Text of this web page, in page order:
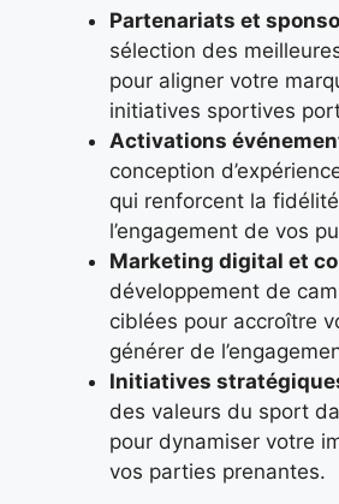
Partenariats et
sélection des
pour aligner votre
initiatives sportives
Activations
conception
qui renforcent la
l’engagement de vos
Marketing digital et
développement de
ciblées pour accroître
générer de
Initiatives
des valeurs du sport
pour dynamiser votre
vos parties prenantes.